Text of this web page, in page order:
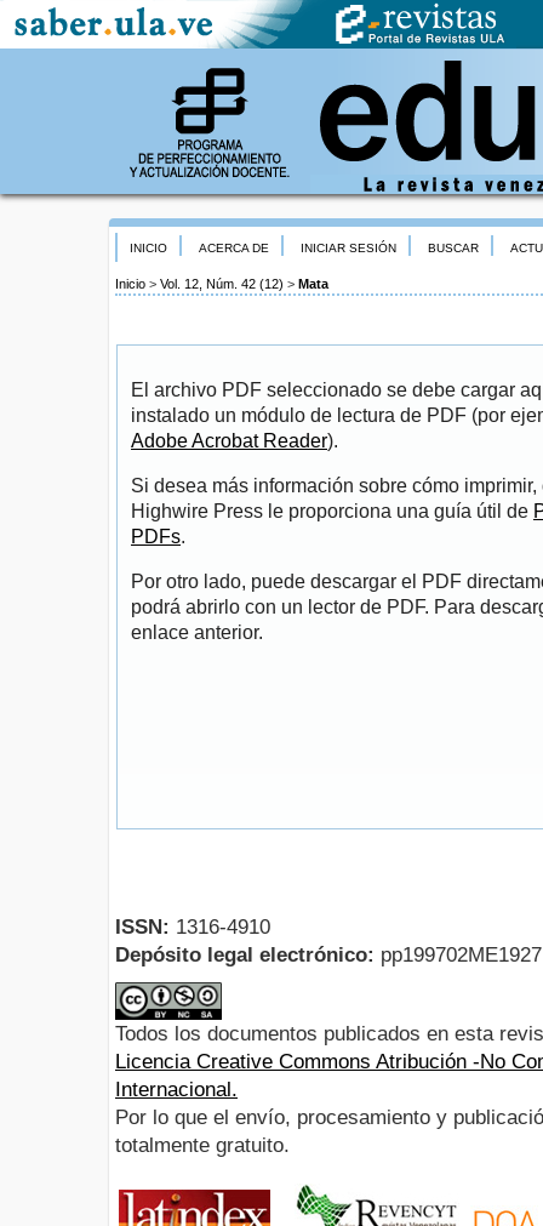
INICIO ACERCA DE INICIAR SESIÓN BUSCAR
Inicio > Vol. 12, Núm. 42 (12) > Mata
El archivo PDF seleccionado se debe cargar
instalado un módulo de lectura de PDF (por
Adobe Acrobat Reader).
Si desea más información sobre cómo
Highwire Press le proporciona una guía útil de
PDFs.
Por otro lado, puede descargar el PDF
podrá abrirlo con un lector de PDF. Para
enlace anterior.
ISSN: 1316-4910
Depósito legal electrónico:
Todos los documentos publicados en esta
Licencia Creative Commons Atribución -No
Internacional.
Por lo que el envío, procesamiento y
totalmente gratuito.